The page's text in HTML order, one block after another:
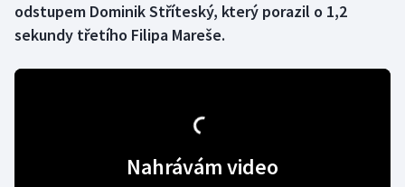
Dostihy
Florbal
odstupem Dominik Stříteský, který porazil o 1,2
sekundy třetího Filipa Mareše.
Nahrávám video